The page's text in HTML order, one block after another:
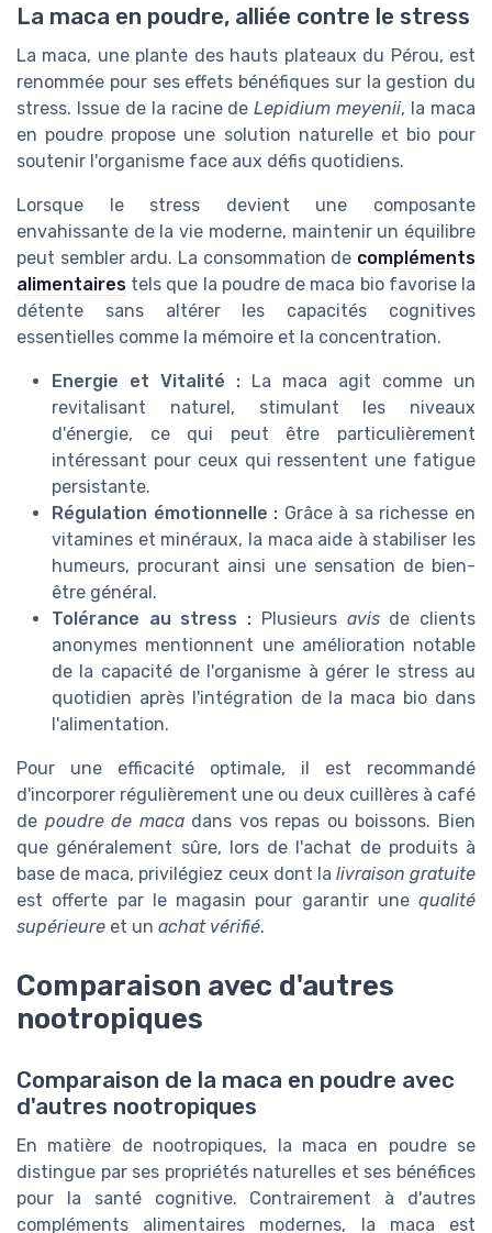
La maca en poudre, alliée contre le stress
La maca, une plante des hauts plateaux du Pérou, est
renommée pour ses effets bénéfiques sur la gestion du
stress. Issue de la racine deLepidium meyenii, la maca
en poudre propose une solution naturelle et bio pour
soutenir l'organisme face aux défis quotidiens.
Lorsque le stress devient une composante
envahissante de la vie moderne, maintenir un équilibre
peut sembler ardu. La consommation de compléments
alimentaires tels que la poudre de maca bio favorise la
détente sans altérer les capacités cognitives
essentielles comme la mémoire et la concentration.
Energie et Vitalité : La maca agit comme un
revitalisant naturel, stimulant les niveaux
d'énergie, ce qui peut être particulièrement
intéressant pour ceux qui ressentent une fatigue
persistante.
Régulation émotionnelle : Grâce à sa richesse en
vitamines et minéraux, la maca aide à stabiliser les
humeurs, procurant ainsi une sensation de bien-
être général.
Tolérance au stress : Plusieurs avisde clients
anonymes mentionnent une amélioration notable
de la capacité de l'organisme à gérer le stress au
quotidien après l'intégration de la maca bio dans
l'alimentation.
Pour une efficacité optimale, il est recommandé
d'incorporer régulièrement une ou deux cuillères à café
de poudre de macadans vos repas ou boissons. Bien
que généralement sûre, lors de l'achat de produits à
base de maca, privilégiez ceux dont la livraison gratuite
est offerte par le magasin pour garantir une qualité
supérieure et un achat vérifié.
Comparaison avec d'autres
nootropiques
Comparaison de la maca en poudre avec
d'autres nootropiques
En matière de nootropiques, la maca en poudre se
distingue par ses propriétés naturelles et ses bénéfices
pour la santé cognitive. Contrairement à d'autres
compléments alimentaires modernes, la maca est